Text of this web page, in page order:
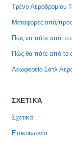
Τρένο Αεροδρομίου
Μεταφορές από/προς
Πώς να πάτε από το
Πώς θα πάτε από το
Λεωφορείο Σατλ
ΣΧΕΤΙΚΆ
Σχετικά
Επικοινωνία